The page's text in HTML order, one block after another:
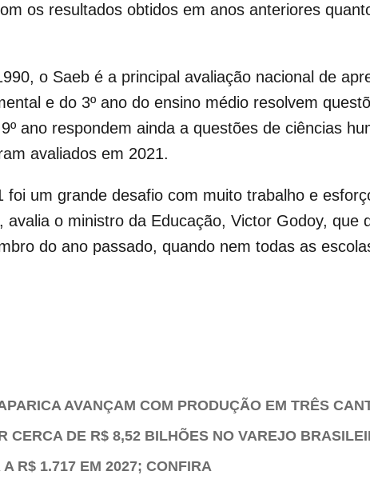
os resultados obtidos em anos anteriores
o Saeb é a principal avaliação nacional de
e do 3º ano do ensino médio resolvem
ano respondem ainda a questões de ciências
avaliados em 2021.
foi um grande desafio com muito trabalho e
avalia o ministro da Educação, Victor Godoy, que
do ano passado, quando nem todas as
AVANÇAM COM PRODUÇÃO EM TRÊS
CERCA DE R$ 8,52 BILHÕES NO VAREJO
R$ 1.717 EM 2027; CONFIRA